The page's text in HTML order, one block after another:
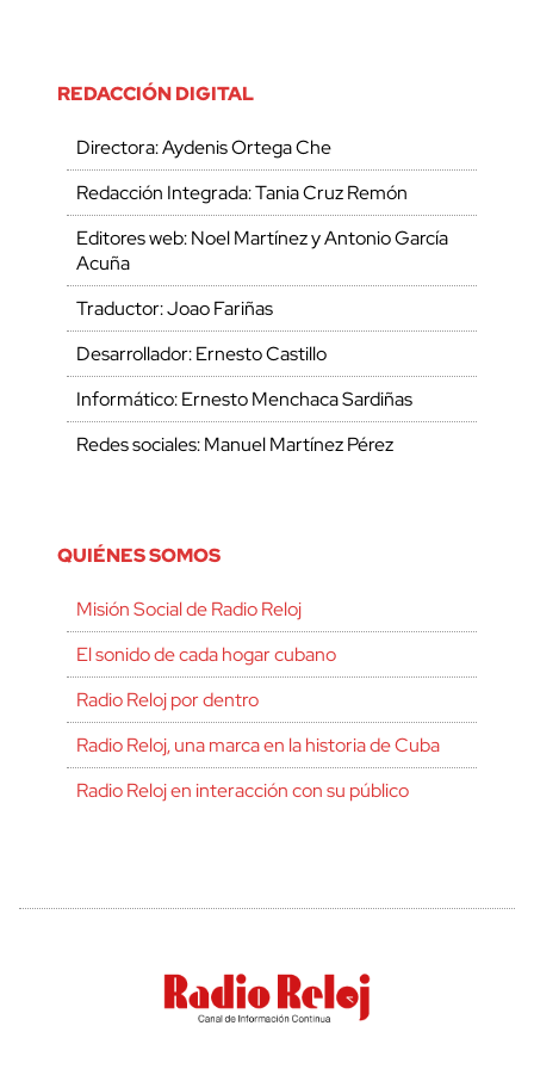
REDACCIÓN DIGITAL
Directora: Aydenis Ortega Che
Redacción Integrada: Tania Cruz Remón
Editores web: Noel Martínez y Antonio García
Acuña
Traductor: Joao Fariñas
Desarrollador: Ernesto Castillo
Informático: Ernesto Menchaca Sardiñas
Redes sociales: Manuel Martínez Pérez
QUIÉNES SOMOS
Misión Social de Radio Reloj
El sonido de cada hogar cubano
Radio Reloj por dentro
Radio Reloj, una marca en la historia de Cuba
Radio Reloj en interacción con su público